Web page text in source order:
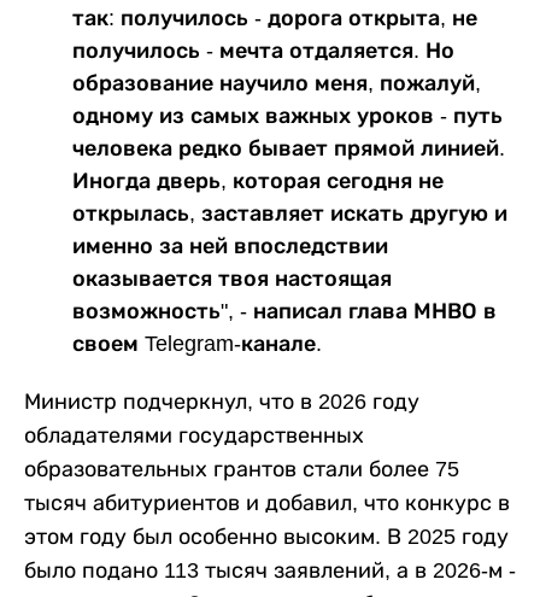
так: получилось - дорога открыта, не
получилось - мечта отдаляется. Но
образование научило меня, пожалуй,
одному из самых важных уроков - путь
человека редко бывает прямой линией.
Иногда дверь, которая сегодня не
открылась, заставляет искать другую и
именно за ней впоследствии
оказывается твоя настоящая
возможность", - написал глава МНВО в
своем Telegram-канале.
Министр подчеркнул, что в 2026 году
обладателями государственных
образовательных грантов стали более 75
тысяч абитуриентов и добавил, что конкурс в
этом году был особенно высоким. В 2025 году
было подано 113 тысяч заявлений, а в 2026-м -